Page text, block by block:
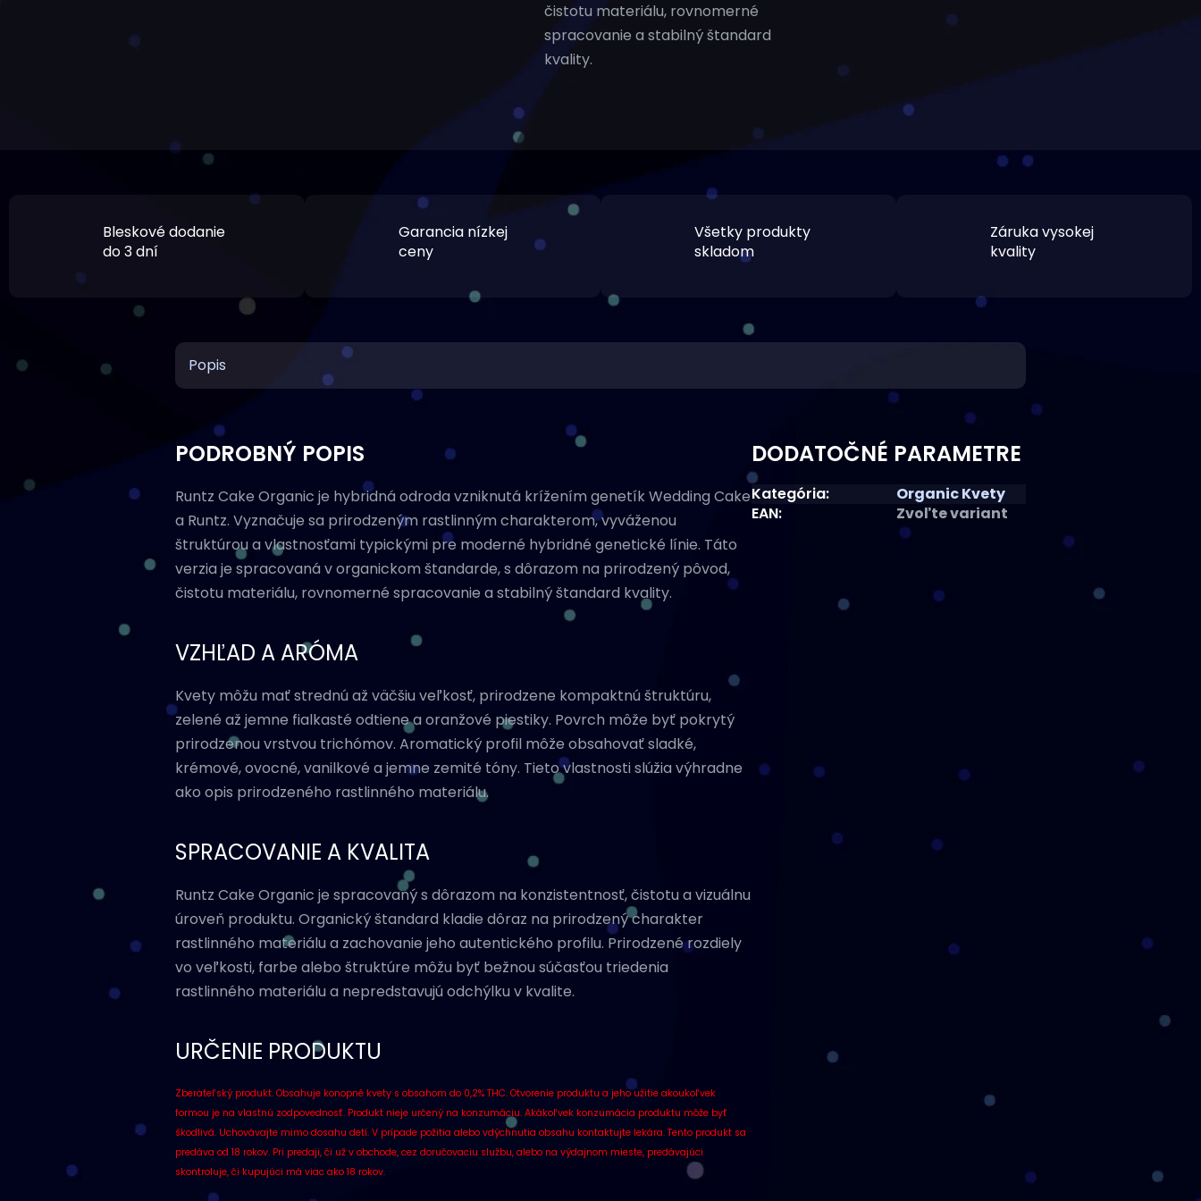
čistotu materiálu, rovnomerné
spracovanie a stabilný štandard
kvality.
Bleskové dodanie
do 3 dní
Garancia nízkej
ceny
Všetky produkty
skladom
Záruka vysokej
kvality
Popis
PODROBNÝ POPIS
Runtz Cake Organic je hybridná odroda vzniknutá krížením genetík Wedding Cake
a Runtz. Vyznačuje sa prirodzeným rastlinným charakterom, vyváženou
štruktúrou a vlastnosťami typickými pre moderné hybridné genetické línie. Táto
verzia je spracovaná v organickom štandarde, s dôrazom na prirodzený pôvod,
čistotu materiálu, rovnomerné spracovanie a stabilný štandard kvality.
VZHĽAD A ARÓMA
Kvety môžu mať strednú až väčšiu veľkosť, prirodzene kompaktnú štruktúru,
zelené až jemne fialkasté odtiene a oranžové piestiky. Povrch môže byť pokrytý
prirodzenou vrstvou trichómov. Aromatický profil môže obsahovať sladké,
krémové, ovocné, vanilkové a jemne zemité tóny. Tieto vlastnosti slúžia výhradne
ako opis prirodzeného rastlinného materiálu.
SPRACOVANIE A KVALITA
Runtz Cake Organic je spracovaný s dôrazom na konzistentnosť, čistotu a vizuálnu
úroveň produktu. Organický štandard kladie dôraz na prirodzený charakter
rastlinného materiálu a zachovanie jeho autentického profilu. Prirodzené rozdiely
vo veľkosti, farbe alebo štruktúre môžu byť bežnou súčasťou triedenia
rastlinného materiálu a nepredstavujú odchýlku v kvalite.
URČENIE PRODUKTU
Zberateľský produkt. Obsahuje konopné kvety s obsahom do 0,2% THC. Otvorenie produktu a jeho užitie akoukoľvek
formou je na vlastnú zodpovednosť. Produkt nieje určený na konzumáciu. Akákoľvek konzumácia produktu môže byť
škodlivá. Uchovávajte mimo dosahu detí. V prípade požitia alebo vdýchnutia obsahu kontaktujte lekára. Tento produkt sa
predáva od 18 rokov. Pri predaji, či už v obchode, cez doručovaciu službu, alebo na výdajnom mieste, predávajúci
skontroluje, či kupujúci má viac ako 18 rokov.
DODATOČNÉ PARAMETRE
Kategória:
Organic Kvety
EAN: Zvoľte variant